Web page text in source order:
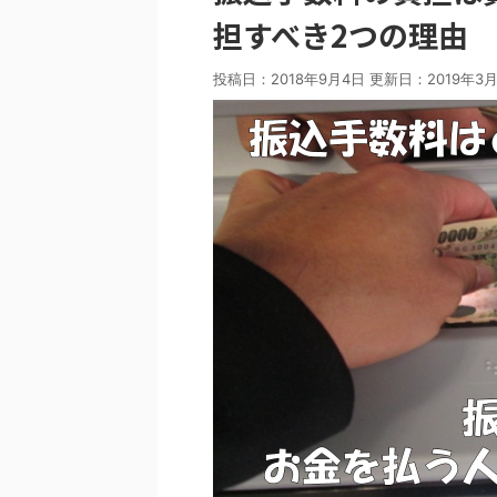
担すべき2つの理由
投稿日：2018年9月4日 更新日： 2019年3